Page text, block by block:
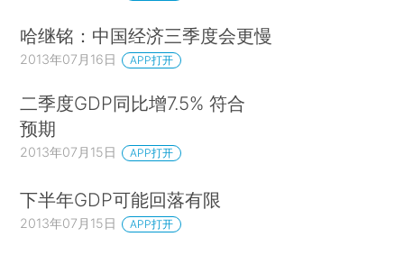
哈继铭：中国经济三季度会更慢
2013年07月16日 APP打开
二季度GDP同比增7.5% 符合
预期
2013年07月15日 APP打开
下半年GDP可能回落有限
2013年07月15日 APP打开